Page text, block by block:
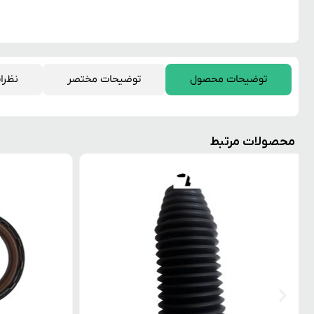
توضیحات محصول توضیحات مختصر
محصولات مرتبط